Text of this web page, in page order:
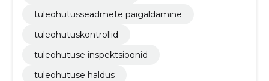
tuleohutusseadmete paigaldamine
tuleohutuskontrollid
tuleohutuse inspektsioonid
tuleohutuse haldus